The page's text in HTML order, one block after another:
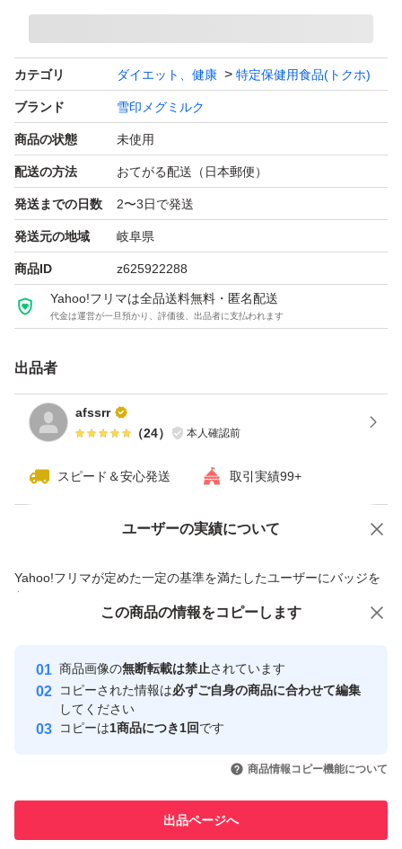
カテゴリ ダイエット、健康 特定保健用食品(トクホ)
ブランド 雪印メグミルク
商品の状態 未使用
配送の方法 おてがる配送（日本郵便）
発送までの日数 2〜3日で発送
発送元の地域 岐阜県
商品ID z625922288
Yahoo!フリマは全品送料無料・匿名配送
代金は運営が一旦預かり、評価後、出品者に支払われます
出品者
afssrr
（24） 本人確認前
スピード＆安心発送 取引実績99+
ユーザーの実績について
Yahoo!フリマが定めた一定の基準を満たしたユーザーにバッジを
付与しています
安心取引出品者
心・安全なユーザーです
取引実績
引を完了させた実績があります
での取引実績があります
価格の相談 商品への質問
この商品の情報をコピーします
商品画像の無断転載は禁止されています
コピーされた情報は必ずご自身の商品に合わせて編集
してください
コピーは1商品につき1回です
商品情報コピー機能について
出品ページへ
この商品をみている人にオススメ